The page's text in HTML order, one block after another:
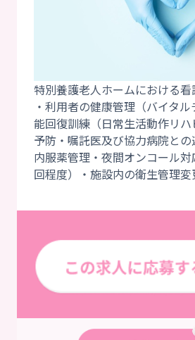
特別養護老人ホームにおける看
・利用者の健康管理（バイタ
能回復訓練（日常生活動作リ
予防・嘱託医及び協力病院との
内服薬管理・夜間オンコール